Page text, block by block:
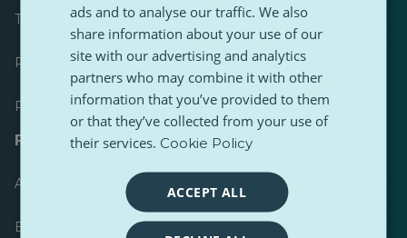
Toolkits
PulseZ Content Style Guide
PulseZ Beitragsleitfaden für Autoren
FAQs
Anfrage einreichen
Ein Problem melden
ads and to analyse our traffic. We also
share information about your use of our
site with our advertising and analytics
partners who may combine it with other
information that you’ve provided to them
or that they’ve collected from your use of
their services. Cookie Policy
ACCEPT ALL